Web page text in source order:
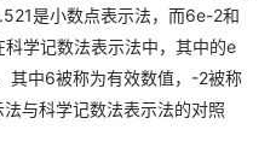
是小数点表示法，而6e-2和
学记数法表示法中，其中的e
其中6被称为有效数值，-2被称
与科学记数法表示法的对照